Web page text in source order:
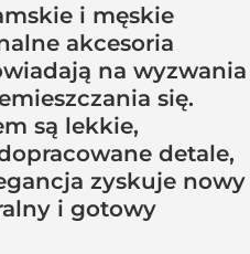
i męskie
akcesoria
na wyzwania
się.
są lekkie,
detale,
zyskuje nowy
i gotowy